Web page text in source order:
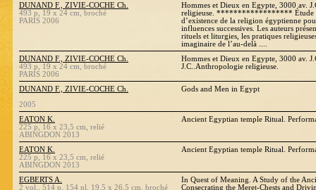
DUNAND F., ZIVIE-COCHE Ch.
493 p, 19 x 24 cm, broché
PARIS 2006
Hommes et Dieux en Egypte, 3000 av.
religieuse. ****************** Étude
d’existence de la religion égyptienne
influences successives. Les auteurs
rituels et liturgies, les pratiques
imaginaire de l’au-delà ....
DUNAND F., ZIVIE-COCHE Ch.
493 p, 19 x 24 cm, broché
PARIS 2006
Hommes et Dieux en Egypte, 3000 av.
J.C..Anthropologie religieuse.
DUNAND F., ZIVIE-COCHE Ch.
2005
Gods and Men in Egypt
EATON K.
225 p, 16 x 23,5 cm, relié
ABINGDON 2013
Ancient Egyptian temple Ritual.
EATON K.
225 p, 16 x 23,5 cm, relié
ABINGDON 2013
Ancient Egyptian temple Ritual.
EGBERTS A.
2 vol., 514 p, 154 pl, 19,5 x 26,5 cm, broché
In Quest of Meaning. A Study of the
Consecrating the Meret-Chests and